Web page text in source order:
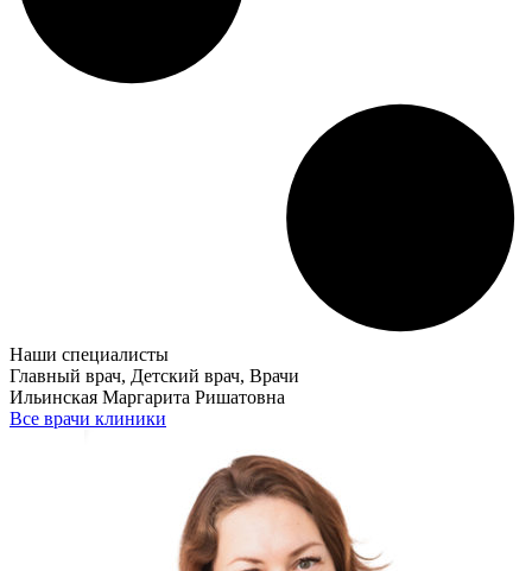
Наши специалисты
Главный врач, Детский врач, Врачи
Ильинская Маргарита Ришатовна
Все врачи клиники